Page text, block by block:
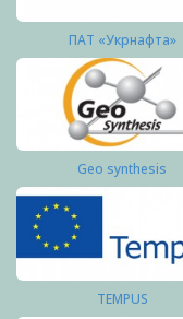
ПАТ «Укрнафта»
Geo synthesis
TEMPUS